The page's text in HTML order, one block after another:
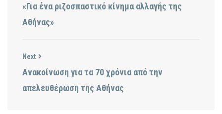
«Για ένα ριζοσπαστικό κίνημα αλλαγής της
Αθήνας»
Next
Ανακοίνωση για τα 70 χρόνια από την
απελευθέρωση της Αθήνας